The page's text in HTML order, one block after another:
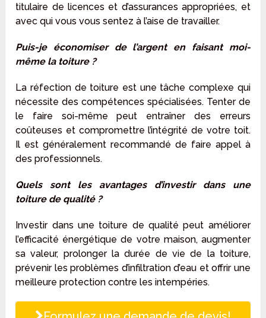
titulaire de licences et d’assurances appropriées, et
avec qui vous vous sentez à l’aise de travailler.
Puis-je économiser de l’argent en faisant moi-
même la toiture ?
La réfection de toiture est une tâche complexe qui
nécessite des compétences spécialisées. Tenter de
le faire soi-même peut entraîner des erreurs
coûteuses et compromettre l’intégrité de votre toit.
Il est généralement recommandé de faire appel à
des professionnels.
Quels sont les avantages d’investir dans une
toiture de qualité ?
Investir dans une toiture de qualité peut améliorer
l’efficacité énergétique de votre maison, augmenter
sa valeur, prolonger la durée de vie de la toiture,
prévenir les problèmes d’infiltration d’eau et offrir une
meilleure protection contre les intempéries.